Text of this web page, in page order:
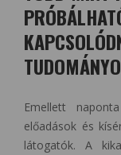
Emellett
előadások és
látogatók. A